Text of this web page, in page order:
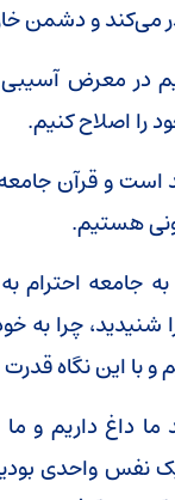
می‌کند و دشمن
در معرض آسیبی
را اصلاح کنیم.
و قرآن
به جامعه
شنیدید، چرا
با این نگاه قدرت
داغ داریم و
نفس واحدی